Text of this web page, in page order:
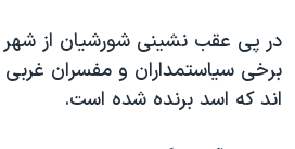
در پی عقب نشینی شورشیان از
برخی سیاستمداران و مفسران غربی
اند که اسد برنده شده است.